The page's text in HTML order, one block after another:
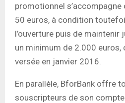
promotionnel s’accompagne
50 euros, à condition
l’ouverture puis de maintenir
un minimum de 2.000
versée en janvier 2016.
En parallèle, BforBank offre
souscripteurs de son